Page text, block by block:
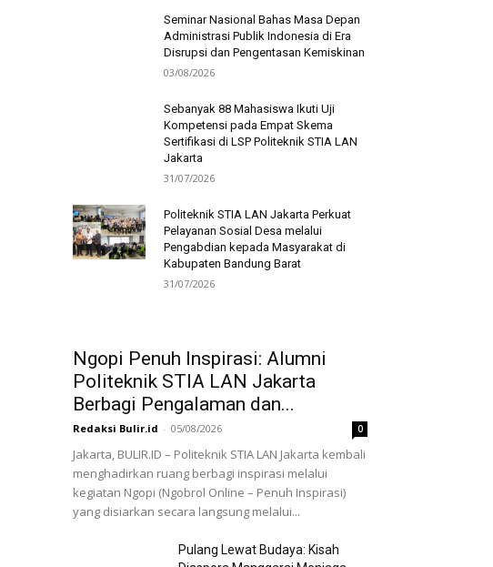
Seminar Nasional Bahas Masa Depan
Administrasi Publik Indonesia di Era
Disrupsi dan Pengentasan Kemiskinan
03/08/2026
Sebanyak 88 Mahasiswa Ikuti Uji
Kompetensi pada Empat Skema
Sertifikasi di LSP Politeknik STIA LAN
Jakarta
31/07/2026
Politeknik STIA LAN Jakarta Perkuat
Pelayanan Sosial Desa melalui
Pengabdian kepada Masyarakat di
Kabupaten Bandung Barat
31/07/2026
Ngopi Penuh Inspirasi: Alumni
Politeknik STIA LAN Jakarta
Berbagi Pengalaman dan...
Redaksi Bulir.id - 05/08/2026 0
Jakarta, BULIR.ID – Politeknik STIA LAN Jakarta kembali
menghadirkan ruang berbagi inspirasi melalui
kegiatan Ngopi (Ngobrol Online – Penuh Inspirasi)
yang disiarkan secara langsung melalui...
Pulang Lewat Budaya: Kisah